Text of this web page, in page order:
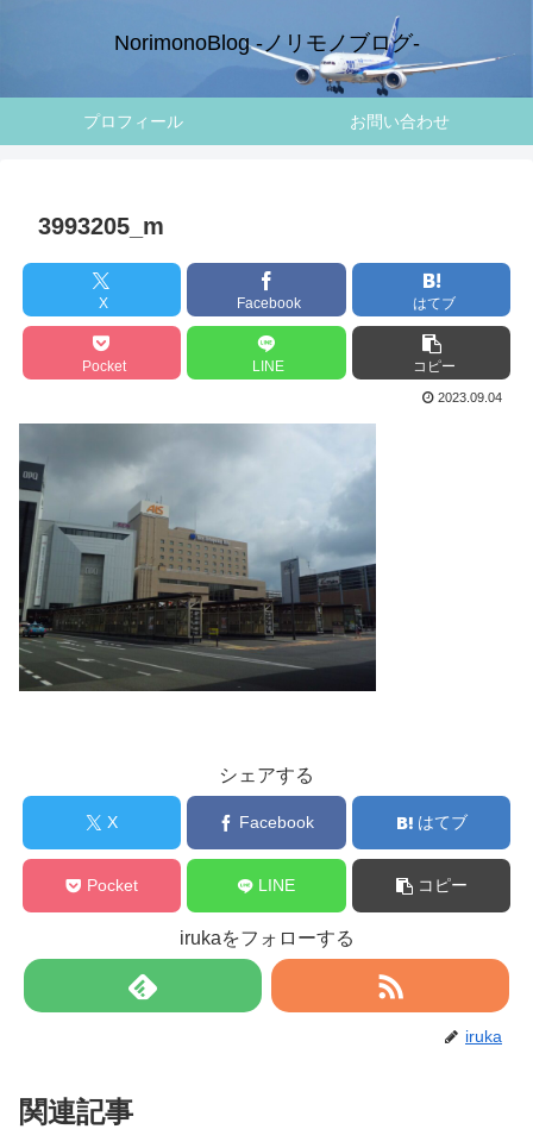
NorimonoBlog -ノリモノブログ-
プロフィール お問い合わせ
3993205_m
X Facebook はてブ
Pocket LINE コピー
2023.09.04
シェアする
X Facebook はてブ
Pocket LINE コピー
irukaをフォローする
iruka
関連記事